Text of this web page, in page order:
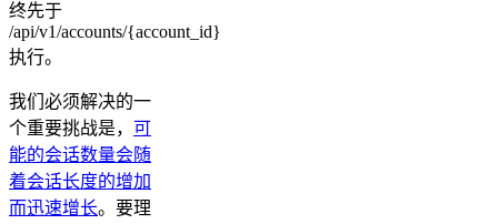
终先于
/api/v1/accounts/{account_id}
执行。
我们必须解决的一
个重要挑战是， 可
能的会话数量会随
着会话长度的增加
而迅速增长。要理